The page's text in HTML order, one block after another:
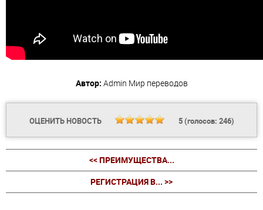
Автор: Admin Мир переводов
ОЦЕНИТЬ НОВОСТЬ 5(голосов: 246)
<< ПРЕИМУЩЕСТВА...
РЕГИСТРАЦИЯ В... >>